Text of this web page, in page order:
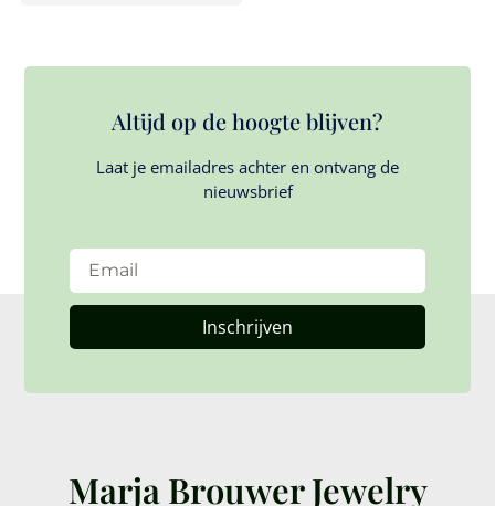
Altijd op de hoogte blijven?
Laat je emailadres achter en ontvang de
nieuwsbrief
Inschrijven
Marja Brouwer Jewelry